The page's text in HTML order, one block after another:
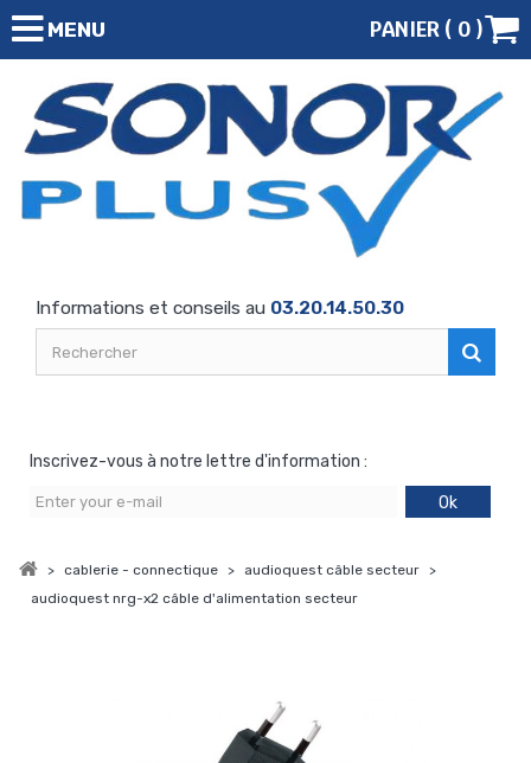
MENU PANIER ( 0 )
Informations et conseils au 03.20.14.50.30
Inscrivez-vous à notre lettre d'information :
Ok
> cablerie - connectique > audioquest câble secteur >
audioquest nrg-x2 câble d'alimentation secteur